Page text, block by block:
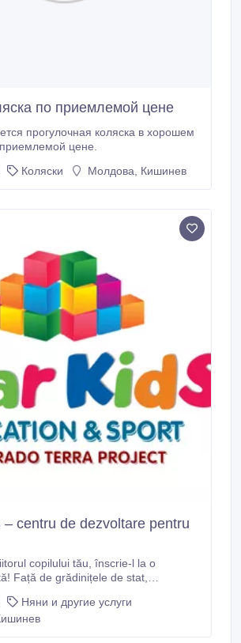
по приемлемой цене
прогулочная коляска в хорошем
цене.
Коляски Молдова, Кишинев
– centru de dezvoltare pentru
tău, înscrie-l la o
Față de grădinițele de stat,
de învățare și
Няни и другие услуги